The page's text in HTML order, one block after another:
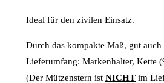
Ideal für den zivilen Einsatz.
Durch das kompakte Maß, gut
Lieferumfang: Markenhalter, Kette
(Der Mützenstern ist NICHT im